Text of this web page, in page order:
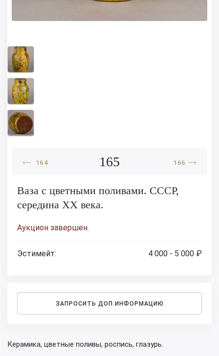
164 165 166
Ваза с цветными поливами. СССР,
середина XX века.
Аукцион завершен.
Эстимейт: 4 000 - 5 000 ₽
ЗАПРОСИТЬ ДОП.ИНФОРМАЦИЮ
Керамика, цветные поливы, роспись, глазурь.